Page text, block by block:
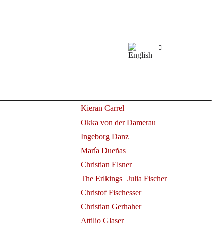
Herbert Blomstedt
Kieran Carrel
Okka von der Damerau
Ingeborg Danz
María Dueñas
Christian Elsner
The Erlkings
Julia Fischer
Christof Fischesser
Christian Gerhaher
Attilio Glaser